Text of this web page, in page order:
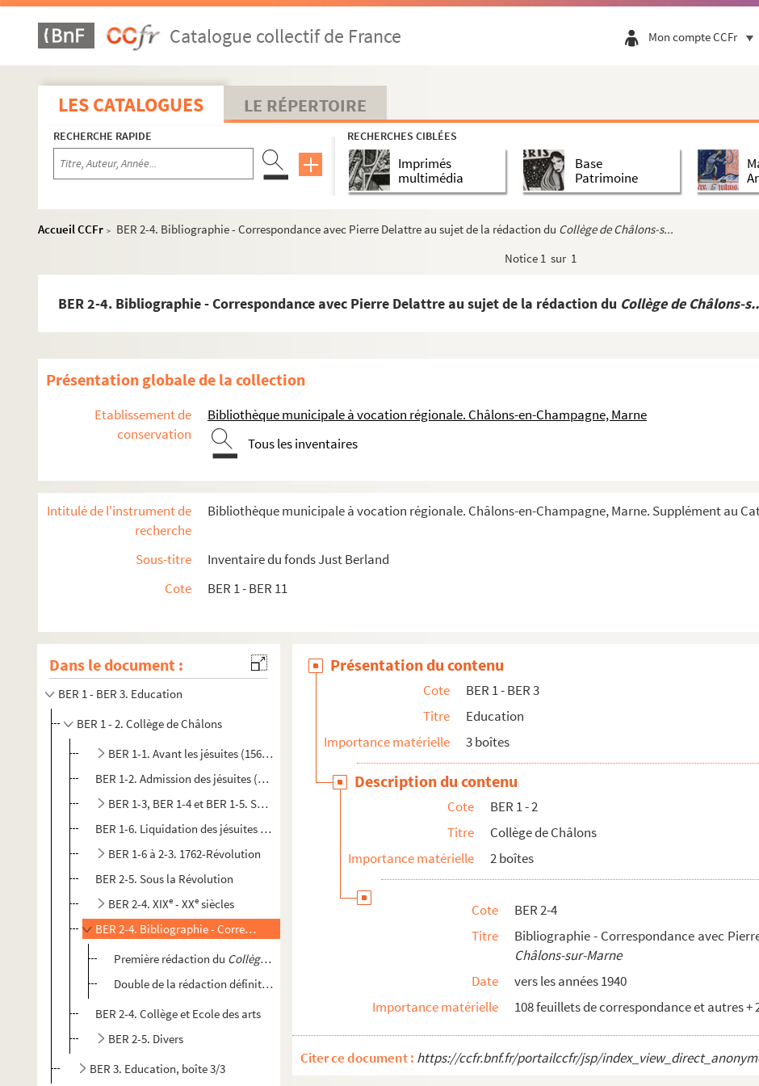
Catalogue collectif de France Mon compte CCFr
LES CATALOGUES LE RÉPERTOIRE
RECHERCHE RAPIDE RECHERCHES CIBLÉES
Imprimés
multimédia
Base
Patrimoine
Accueil CCFr > BER 2-4. Bibliographie - Correspondance avec Pierre Delattre au sujet de la rédaction du Collège de Châlons-s...
Notice 1 sur 1
BER 2-4. Bibliographie - Correspondance avec Pierre Delattre au sujet de la rédaction du Collège de Châlons-
Présentation globale de la collection
Etablissement de
conservation
Bibliothèque municipale à vocation régionale. Châlons-en-Champagne, Marne
Tous les inventaires
Intitulé de l'instrument de
recherche
Bibliothèque municipale à vocation régionale. Châlons-en-Champagne, Marne. Supplément au
Sous-titre
Inventaire du fonds Just Berland
Cote
BER 1 - BER 11
Dans le document :
BER 1 - BER 3. Education
BER 1 - 2. Collège de Châlons
BER 1-1. Avant les jésuites (1560-1618)
BER 1-2. Admission des jésuites (1601-1618)
BER 1-3, BER 1-4 et BER 1-5. Sous les jésuites
BER 1-6. Liquidation des jésuites (1762)
BER 1-6 à 2-3. 1762-Révolution
BER 2-5. Sous la Révolution
BER 2-4. XIXe - XXe siècles
BER 2-4. Bibliographie - Correspondance avec Pierre Delattre au sujet de la rédaction duCollège de Châlons-s...
Première rédaction du Collège de Châlons-sur-Marne
Double de la rédaction définitive du
BER 2-4. Collège et Ecole des arts
BER 2-5. Divers
BER 3. Education, boîte 3/3
Présentation du contenu
Cote
BER 1 - BER 3
Titre
Education
Importance matérielle
3 boîtes
Description du contenu
Cote
BER 1 - 2
Titre
Collège de Châlons
Importance matérielle
2 boîtes
Cote
BER 2-4
Titre
Bibliographie - Correspondance avec
Châlons-sur-Marne
Date
vers les années 1940
Importance matérielle
108 feuillets de correspondance et autres +
Citer ce document : https://ccfr.bnf.fr/portailccfr/jsp/